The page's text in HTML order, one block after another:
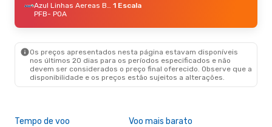
Azul Linhas Aereas Brasileiras 1 Escala
PFB- POA
Os preços apresentados nesta página estavam disponíveis
nos últimos 20 dias para os períodos especificados e não
devem ser considerados o preço final oferecido. Observe que a
disponibilidade e os preços estão sujeitos a alterações.
Tempo de voo Voo mais barato